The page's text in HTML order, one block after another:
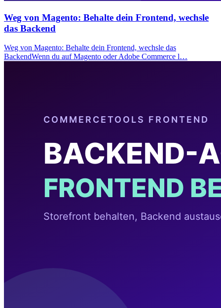
Weg von Magento: Behalte dein Frontend, wechsle
das Backend
Weg von Magento: Behalte dein Frontend, wechsle das
BackendWenn du auf Magento oder Adobe Commerce l…